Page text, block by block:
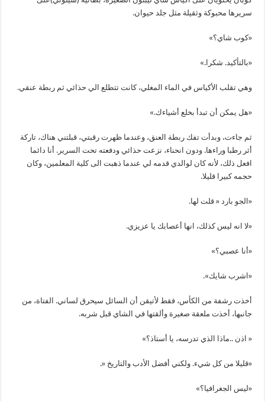
سريرها محبوكة وثقيلة مثل جلد حيوان.
«كوب شاي؟»
«بالتأكيد. شكرا.»
وهي تقلب الأكياس في الماء المغلي، كانت تتطلع الي حذائي ثم ربطة عنقي.
«هل يمكن أن تبدأ بخلع أشياءك.»
ثم جاءت، وبدأت تفك ربطة العنق، وعندما ظهرت رقبتي، قبلتني هناك، تاركة
أثر رطبا وراءها. ودون انحناء، نزعت حذائي ودفعته تحت السرير. أنا دائما
افعل ذلك، لأنه كان لوالدي قدمه لي عندما ذهبت الى كلية المعلمين، وكان
حجمه كبيرا قليلا.
«الجو بارد « قلت لها.
«لا انه ليس كذلك، انها أعصابك يا عزيزي.
«أنا عصبي؟»
«اشرب شايك».
أخذت رشفة من الكأس، فقط لأتيقن أن السائل سيحرق لساني. الفتاة، من
جانبها، أخذت ملعقة صغيرة وألقتها في الشاي قبل شربه.
« اذن ..ماذا الذي تدرسه، يا أستاذ؟»
«قليلا من كل شيء. ولكني أفضل الأدب والتاريخ «.
«ليس الجغرافيا؟»